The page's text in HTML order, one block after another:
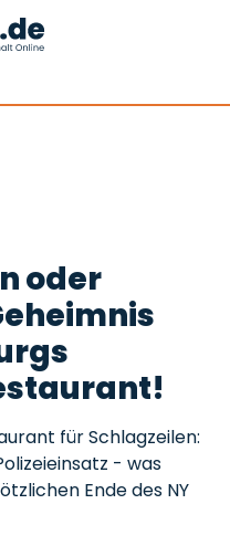
oder
für Schlagzeilen:
- was
Ende des NY